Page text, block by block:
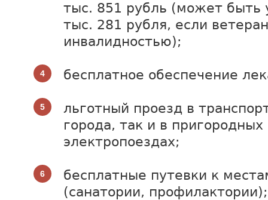
тыс. 851 рубль (может быть
тыс. 281 рубля, если
инвалидностью);
бесплатное обеспечение
льготный проезд в
города, так и в пригородных
электропоездах;
бесплатные путевки к
(санатории, профилактории);